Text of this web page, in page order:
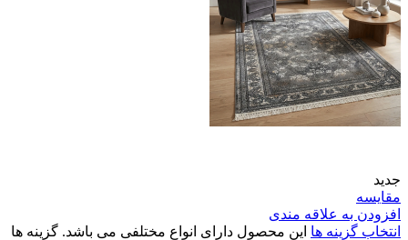
جدید
مقایسه
افزودن به علاقه مندی
انتخاب گزینه ها این محصول دارای انواع مختلفی می باشد. گزینه ها